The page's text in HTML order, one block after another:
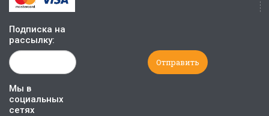
Подписка на
рассылку:
Мы в
социальных
сетях